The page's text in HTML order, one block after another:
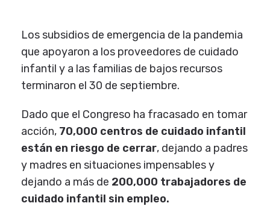
Los subsidios de emergencia de la pandemia
que apoyaron a los proveedores de cuidado
infantil y a las familias de bajos recursos
terminaron el 30 de septiembre.
Dado que el Congreso ha fracasado en tomar
acción, 70,000 centros de cuidado infantil
están en riesgo de cerrar, dejando a padres
y madres en situaciones impensables y
dejando a más de 200,000 trabajadores de
cuidado infantil sin empleo.